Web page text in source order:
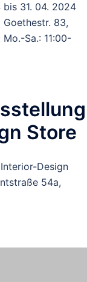
31. 04. 2024
Goethestr. 83,
Sa.: 11:00-
Store
Design
54a,